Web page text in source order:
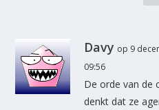
Davy op 9
09:56
De orde van de
denkt dat ze